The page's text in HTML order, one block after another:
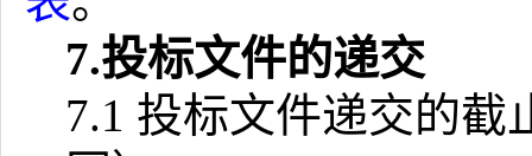
7.投标文件的递交
7.1 投标文件递交的截